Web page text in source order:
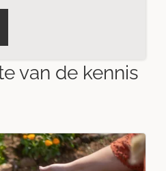
van de kennis